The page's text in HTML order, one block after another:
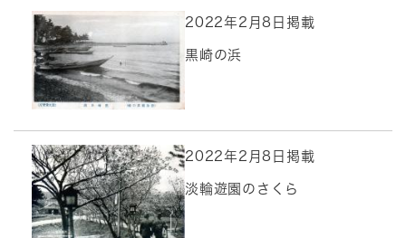
2022年2月8日掲載
黒崎の浜
2022年2月8日掲載
淡輪遊園のさくら